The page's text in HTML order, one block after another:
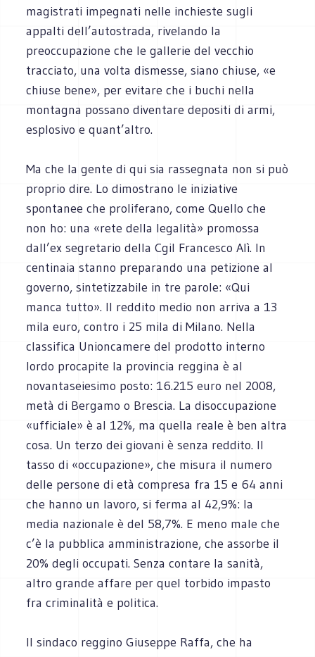
magistrati impegnati nelle inchieste sugli
appalti dell’autostrada, rivelando la
preoccupazione che le gallerie del vecchio
tracciato, una volta dismesse, siano chiuse, «e
chiuse bene», per evitare che i buchi nella
montagna possano diventare depositi di armi,
esplosivo e quant’altro.
Ma che la gente di qui sia rassegnata non si può
proprio dire. Lo dimostrano le iniziative
spontanee che proliferano, come Quello che
non ho: una «rete della legalità» promossa
dall’ex segretario della Cgil Francesco Alì. In
centinaia stanno preparando una petizione al
governo, sintetizzabile in tre parole: «Qui
manca tutto». Il reddito medio non arriva a 13
mila euro, contro i 25 mila di Milano. Nella
classifica Unioncamere del prodotto interno
lordo procapite la provincia reggina è al
novantaseiesimo posto: 16.215 euro nel 2008,
metà di Bergamo o Brescia. La disoccupazione
«ufficiale» è al 12%, ma quella reale è ben altra
cosa. Un terzo dei giovani è senza reddito. Il
tasso di «occupazione», che misura il numero
delle persone di età compresa fra 15 e 64 anni
che hanno un lavoro, si ferma al 42,9%: la
media nazionale è del 58,7%. E meno male che
c’è la pubblica amministrazione, che assorbe il
20% degli occupati. Senza contare la sanità,
altro grande affare per quel torbido impasto
fra criminalità e politica.
Il sindaco reggino Giuseppe Raffa, che ha